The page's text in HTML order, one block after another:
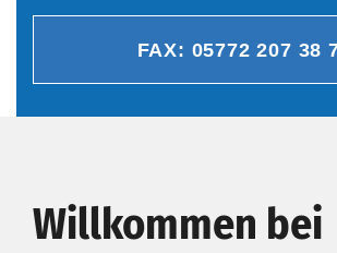
FAX: 05772 207 38
Willkommen bei